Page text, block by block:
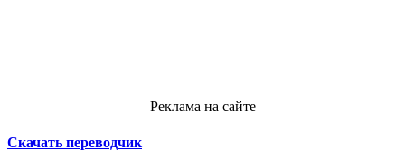
Реклама на сайте
Скачать переводчик